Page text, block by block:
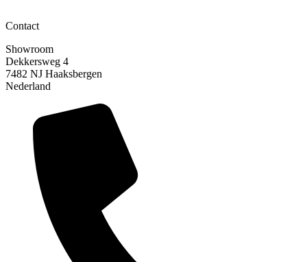
Contact
Showroom
Dekkersweg 4
7482 NJ Haaksbergen
Nederland